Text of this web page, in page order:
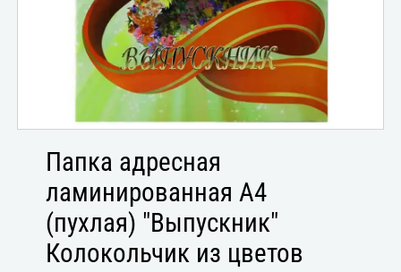
Папка адресная
ламинированная А4
(пухлая) "Выпускник"
Колокольчик из цветов